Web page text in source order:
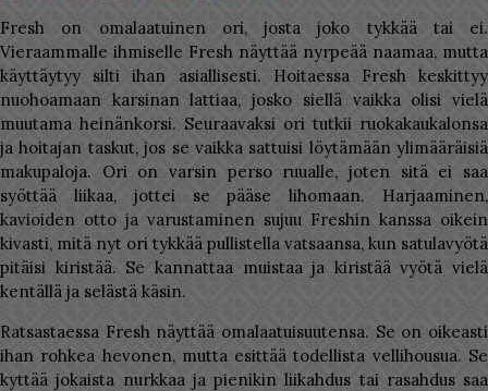
Fresh on omalaatuinen ori, josta joko tykkää tai ei.
Vieraammalle ihmiselle Fresh näyttää nyrpeää naamaa, mutta
käyttäytyy silti ihan asiallisesti. Hoitaessa Fresh keskittyy
nuohoamaan karsinan lattiaa, josko siellä vaikka olisi vielä
muutama heinänkorsi. Seuraavaksi ori tutkii ruokakaukalonsa
ja hoitajan taskut, jos se vaikka sattuisi löytämään ylimääräisiä
makupaloja. Ori on varsin perso ruualle, joten sitä ei saa
syöttää liikaa, jottei se pääse lihomaan. Harjaaminen,
kavioiden otto ja varustaminen sujuu Freshin kanssa oikein
kivasti, mitä nyt ori tykkää pullistella vatsaansa, kun satulavyötä
pitäisi kiristää. Se kannattaa muistaa ja kiristää vyötä vielä
kentällä ja selästä käsin.
Ratsastaessa Fresh näyttää omalaatuisuutensa. Se on oikeasti
ihan rohkea hevonen, mutta esittää todellista vellihousua. Se
kyttää jokaista nurkkaa ja pienikin liikahdus tai rasahdus saa